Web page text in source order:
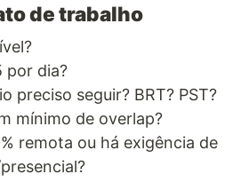
de trabalho
por dia?
preciso seguir? BRT? PST?
mínimo de overlap?
remota ou há exigência de